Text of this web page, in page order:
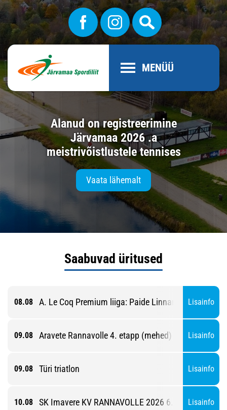
MENÜÜ
Alanud on registreerimine
Järvamaa 2026 .a
meistrivõistlustele tennises
Vaata lähemalt
Saabuvad üritused
08.08 A. Le Coq Premium liiga: Paide Linnameeskond -
Lisainfo
09.08 Aravete Rannavolle 4. etapp (mehed) Lisainfo
09.08 Türi triatlon Lisainfo
10.08 SK Imavere KV RANNAVOLLE 2026 6. etappLisainfo